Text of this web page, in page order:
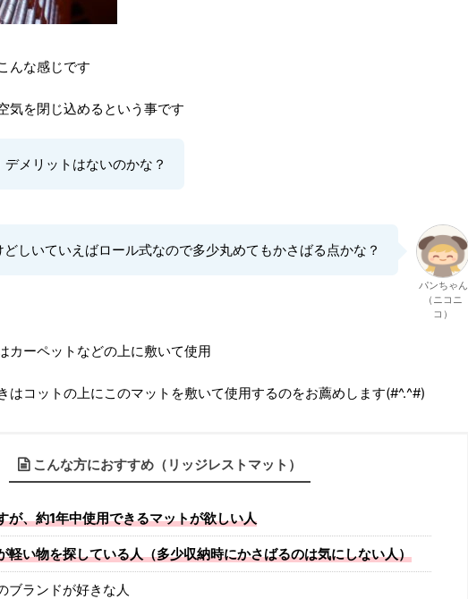
んな感じです
気を閉じ込めるという事です
デメリットはないのかな？
しいていえばロール式なので多少丸めてもかさばる点かな？
パンちゃん
（ニコニ
コ）
カーペットなどの上に敷いて使用
はコットの上にこのマットを敷いて使用するのをお薦めします(#^.^#)
こんな方におすすめ（リッジレストマット）
が、約1年中使用できるマットが欲しい人
軽い物を探している人（多少収納時にかさばるのは気にしない人）
ブランドが好きな人